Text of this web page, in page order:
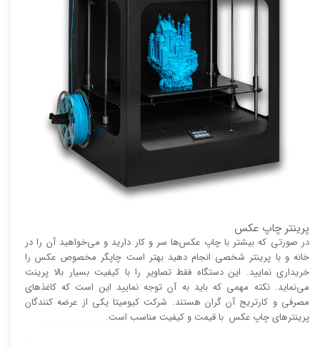
پرینتر چاپ عکس
در صورتی که بیشتر با چاپ عکس‌ها سر و کار دارید و می‌خواهید آن را در
خانه و با پرینتر شخصی انجام دهید بهتر است چاپگر مخصوص عکس را
خریداری نمایید. این دستگاه فقط تصاویر را با کیفیت بسیار بالا پرینت
می‌نماید. نکته مهمی که باید به آن توجه نمایید این است که کاغذ‌های
مصرفی و کارتریج آن گران هستند. شرکت کیومیتا یکی از عرضه کنندگان
پرینتر‌های چاپ عکس با قیمت و کیفیت مناسب است.